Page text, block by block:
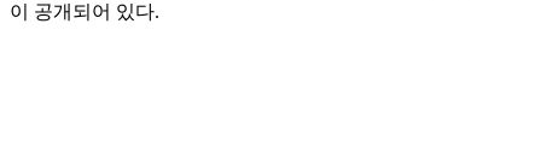
이 공개되어 있다.